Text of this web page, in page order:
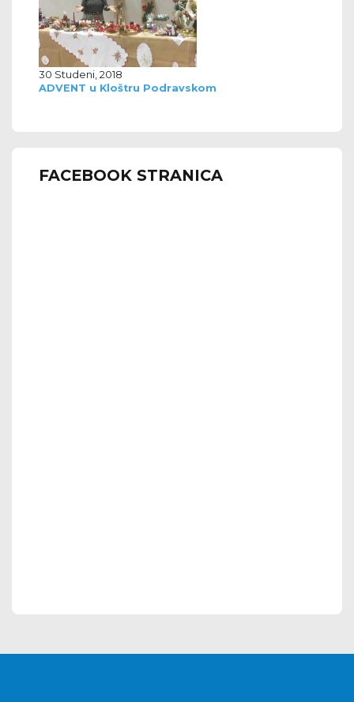
30 Studeni, 2018
ADVENT u Kloštru Podravskom
FACEBOOK STRANICA